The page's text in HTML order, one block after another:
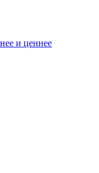
и ценнее